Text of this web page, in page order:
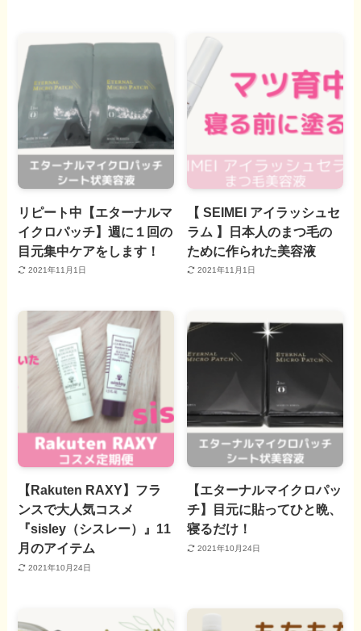
リピート中【エターナルマ
イクロパッチ】週に１回の
目元集中ケアをします！
2021年11月1日
【 SEIMEI アイラッシュセ
ラム 】日本人のまつ毛の
ために作られた美容液
2021年11月1日
【Rakuten RAXY】フラ
ンスで大人気コスメ
『sisley（シスレー）』11
月のアイテム
2021年10月24日
【エターナルマイクロパッ
チ】目元に貼ってひと晩、
寝るだけ！
2021年10月24日